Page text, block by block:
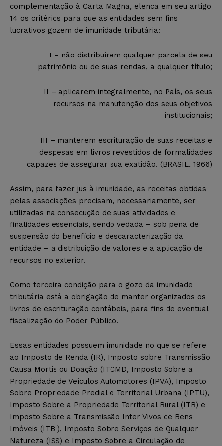
complementação à Carta Magna, elenca em seu artigo
14 os critérios para que as entidades sem fins
lucrativos gozem de imunidade tributária:
I – não distribuírem qualquer parcela de seu
patrimônio ou de suas rendas, a qualquer título;
II – aplicarem integralmente, no País, os seus
recursos na manutenção dos seus objetivos
institucionais;
III – manterem escrituração de suas receitas e
despesas em livros revestidos de formalidades
capazes de assegurar sua exatidão. (BRASIL, 1966)
Assim, para fazer jus à imunidade, as receitas obtidas
pelas associações precisam, necessariamente, ser
utilizadas na consecução de suas atividades e
finalidades essenciais, sendo vedada – sob pena de
suspensão do benefício e descaracterização da
entidade – a distribuição de valores e a aplicação de
recursos no exterior.
Como terceira condição para o gozo da imunidade
tributária está a obrigação de manter organizados os
livros de escrituração contábeis, para fins de eventual
fiscalização do Poder Público.
Essas entidades possuem imunidade no que se refere
ao Imposto de Renda (IR), Imposto sobre Transmissão
Causa Mortis ou Doação (ITCMD, Imposto Sobre a
Propriedade de Veículos Automotores (IPVA), Imposto
Sobre Propriedade Predial e Territorial Urbana (IPTU),
Imposto Sobre a Propriedade Territorial Rural (ITR) e
Imposto Sobre a Transmissão Inter Vivos de Bens
Imóveis (ITBI), Imposto Sobre Serviços de Qualquer
Natureza (ISS) e Imposto Sobre a Circulação de